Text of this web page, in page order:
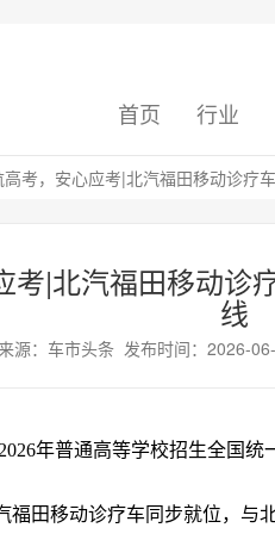
首页 行业
高考，安心应考|北汽福田移动诊疗
考|北汽福田移动诊
线
源：车市头条 发布时间：2026-
年普通高等学校招生全国
田移动诊疗车同步就位，与